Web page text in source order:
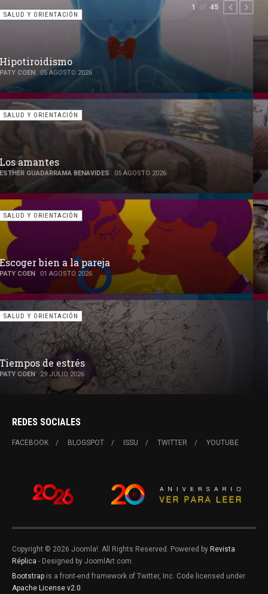
SALUD Y ORIENTACIÓN
Hipertensión arterial
DANIELA RÍOS DELGADO FALCÓN
SALUD Y ORIENTACIÓN
Sanar el Trauma del Bullying en la Vida Adulta
PATY COEN 22 JULIO 2026
SALUD Y ORIENTACIÓN
Aspartame, un dulce peligro
DANIELA RÍOS D. FALCÓN 22 JULIO 2026
SALUD Y ORIENTACIÓN
Cuando todo parece una tragedia
PATY COEN 15 JULIO 2026
2 of 45 PREVIOUS
REDES SOCIALES
FACEBOOK BLOGSPOT ISSU TWITTER YOUTUBE
Copyright © 2026 Joomla!. All Rights Reserved. Powered by Revista
Réplica - Designed by JoomlArt.com.
Bootstrap is a front-end framework of Twitter, Inc. Code licensed under
Apache License v2.0.